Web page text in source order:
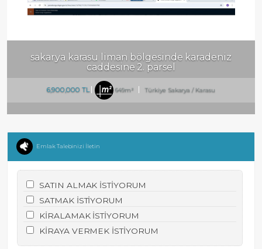
sakarya karasu liman bölgesinde karadeniz
caddesine 2. parsel
6,900,000 TL 649m² Türkiye Sakarya / Karasu
Emlak Talebinizi İletin
SATIN ALMAK İSTİYORUM
SATMAK İSTİYORUM
KİRALAMAK İSTİYORUM
KİRAYA VERMEK İSTİYORUM